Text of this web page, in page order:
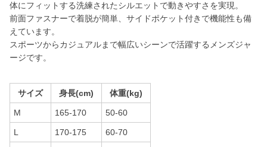
体にフィットする洗練されたシルエットで動きやすさを実現。
前面ファスナーで着脱が簡単、サイドポケット付きで機能性も備
えています。
スポーツからカジュアルまで幅広いシーンで活躍するメンズジャ
ージです。
サイズ 身長(cm) 体重(kg)
M 165-170 50-60
L 170-175 60-70